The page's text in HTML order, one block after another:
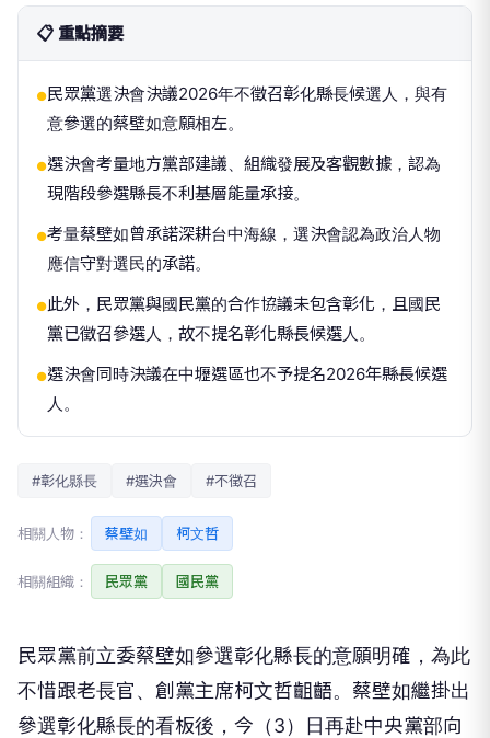
📋 重點摘要
●民眾黨選決會決議2026年不徵召彰化縣長候選人，與有
意參選的蔡壁如意願相左。
●選決會考量地方黨部建議、組織發展及客觀數據，認為
現階段參選縣長不利基層能量承接。
●考量蔡壁如曾承諾深耕台中海線，選決會認為政治人物
應信守對選民的承諾。
●此外，民眾黨與國民黨的合作協議未包含彰化，且國民
黨已徵召參選人，故不提名彰化縣長候選人。
●選決會同時決議在中壢選區也不予提名2026年縣長候選
人。
#彰化縣長 #選決會 #不徵召
相關人物： 蔡壁如 柯文哲
相關組織： 民眾黨 國民黨
民眾黨前立委蔡壁如參選彰化縣長的意願明確，為此
不惜跟老長官、創黨主席柯文哲齟齬。蔡壁如繼掛出
參選彰化縣長的看板後，今（3）日再赴中央黨部向